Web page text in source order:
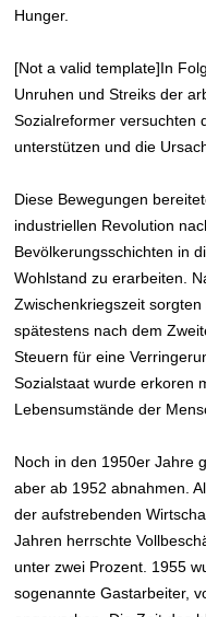
Hunger.
[Not a valid template]In
Unruhen und Streiks der
Sozialreformer versuchten
unterstützen und die
Diese Bewegungen
industriellen Revolution
Bevölkerungsschichten in
Wohlstand zu erarbeiten.
Zwischenkriegszeit
spätestens nach dem
Steuern für eine
Sozialstaat wurde erkoren
Lebensumstände der
Noch in den 1950er Jahre
aber ab 1952 abnahmen.
der aufstrebenden
Jahren herrschte
unter zwei Prozent. 1955
sogenannte Gastarbeiter,